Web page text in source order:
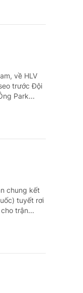
về HLV
trước Đội
Park...
chung kết
tuyết rơi
trận...